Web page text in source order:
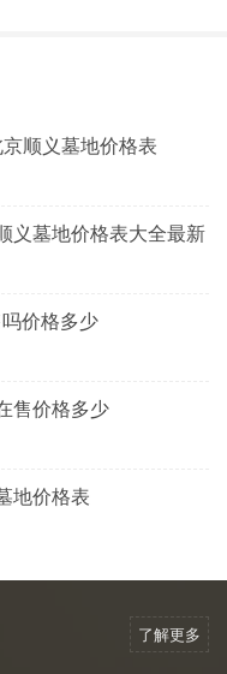
顺义墓地价格表
义墓地价格表大全最新
价格多少
售价格多少
地价格表
了解更多